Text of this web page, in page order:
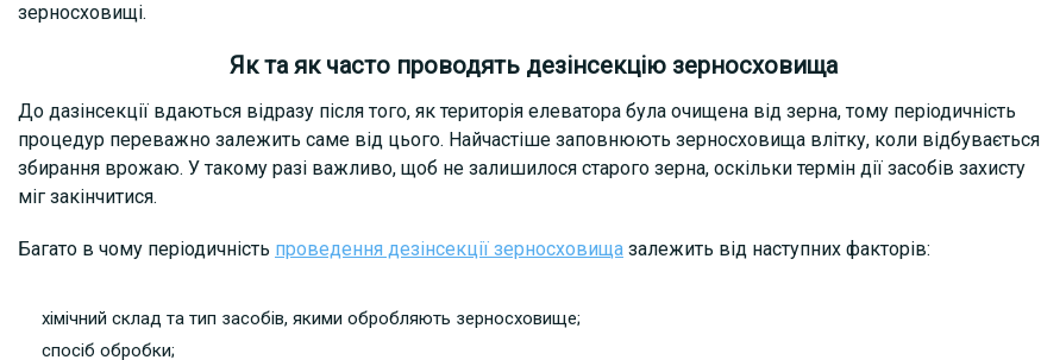
зерносховищі.
Як та як часто проводять дезінсекцію зерносховища
До дазінсекції вдаються відразу після того, як територія елеватора була очищена від зерна, тому періодичність
процедур переважно залежить саме від цього. Найчастіше заповнюють зерносховища влітку, коли відбувається
збирання врожаю. У такому разі важливо, щоб не залишилося старого зерна, оскільки термін дії засобів захисту
міг закінчитися.
Багато в чому періодичність проведення дезінсекції зерносховища залежить від наступних факторів:
хімічний склад та тип засобів, якими обробляють зерносховище;
спосіб обробки;